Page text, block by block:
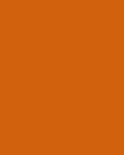
gestellten
Hauptbereich ist
Weise in
untersagt.